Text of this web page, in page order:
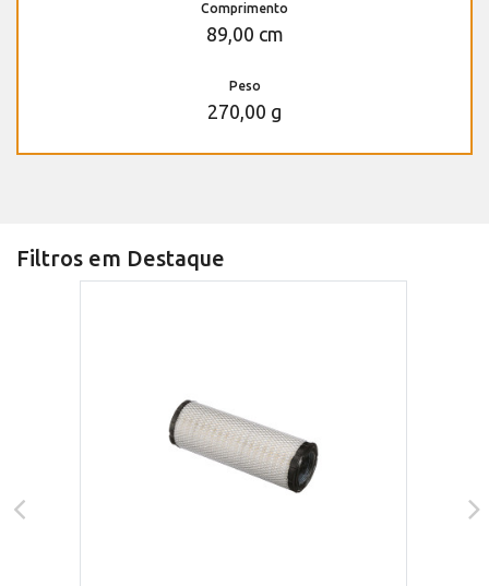
Comprimento
89,00 cm
Peso
270,00 g
Filtros em Destaque